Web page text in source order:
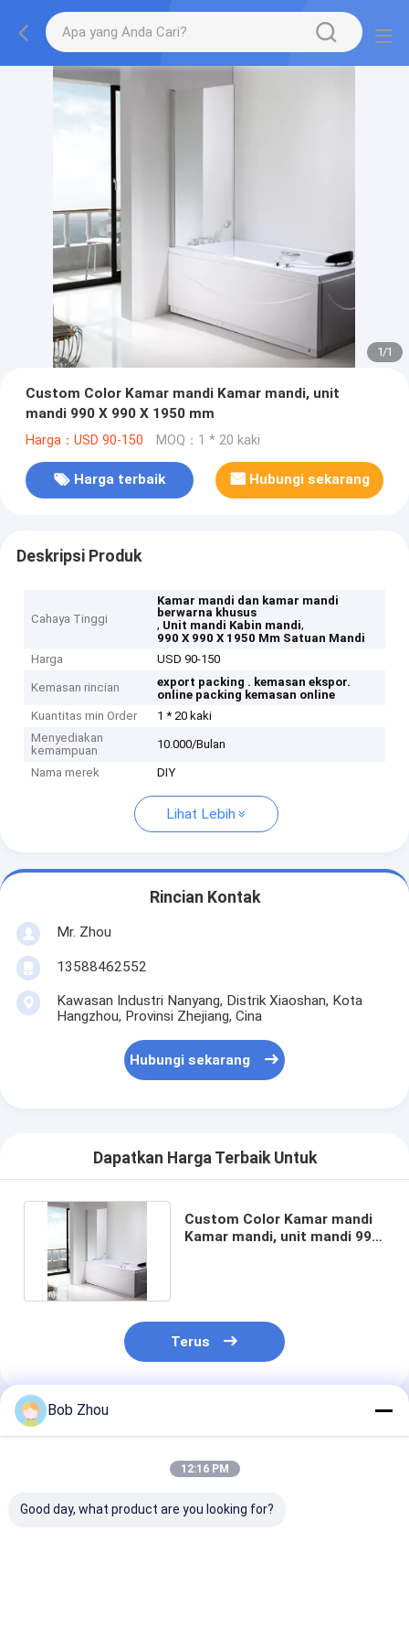
1/1
Custom Color Kamar mandi Kamar mandi, unit
mandi 990 X 990 X 1950 mm
Harga：USD 90-150 MOQ：1 * 20 kaki
Harga terbaik Hubungi sekarang
Deskripsi Produk
Cahaya Tinggi
Kamar mandi dan kamar mandi
berwarna khusus
, Unit mandi Kabin mandi,
990 X 990 X 1950 Mm Satuan Mandi
Harga
USD 90-150
Kemasan rincian export packing . kemasan ekspor.
online packing kemasan online
Kuantitas min Order
1 * 20 kaki
Menyediakan
kemampuan
10.000/Bulan
Nama merek DIY
Lihat Lebih
Rincian Kontak
Mr. Zhou
13588462552
Kawasan Industri Nanyang, Distrik Xiaoshan, Kota
Hangzhou, Provinsi Zhejiang, Cina
Hubungi sekarang
Dapatkan Harga Terbaik Untuk
Custom Color Kamar mandi
Kamar mandi, unit mandi 990
Terus
Rekomendasi Produk
Bob Zhou
12:16 PM
Good day, what product are you looking for?